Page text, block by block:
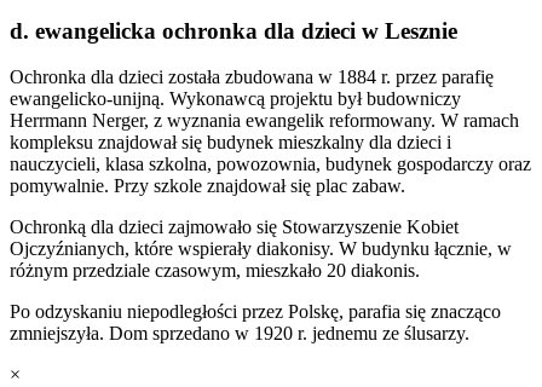
d. ewangelicka ochronka dla dzieci w Lesznie
Ochronka dla dzieci została zbudowana w 1884 r. przez parafię
ewangelicko-unijną. Wykonawcą projektu był budowniczy
Herrmann Nerger, z wyznania ewangelik reformowany. W ramach
kompleksu znajdował się budynek mieszkalny dla dzieci i
nauczycieli, klasa szkolna, powozownia, budynek gospodarczy oraz
pomywalnie. Przy szkole znajdował się plac zabaw.
Ochronką dla dzieci zajmowało się Stowarzyszenie Kobiet
Ojczyźnianych, które wspierały diakonisy. W budynku łącznie, w
różnym przedziale czasowym, mieszkało 20 diakonis.
Po odzyskaniu niepodległości przez Polskę, parafia się znacząco
zmniejszyła. Dom sprzedano w 1920 r. jednemu ze ślusarzy.
×